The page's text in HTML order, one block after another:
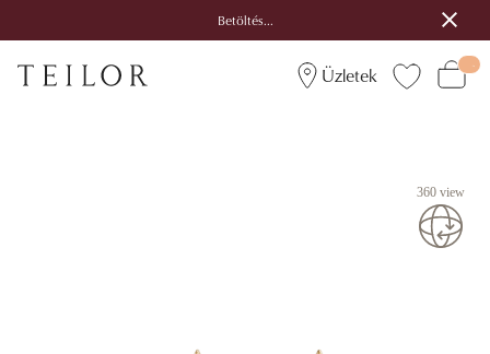
Betöltés...
Üzletek
360 view